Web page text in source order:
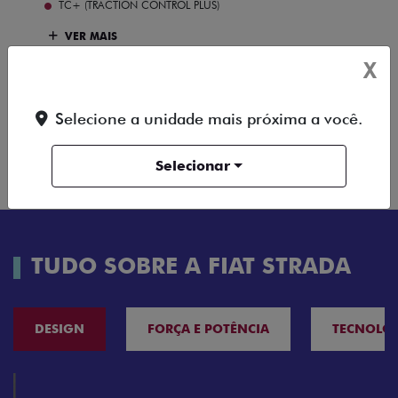
TC+ (TRACTION CONTROL PLUS)
VER MAIS
ENTRAR EM
CONTATO
COMPARAR
VERSÃO
TUDO SOBRE A FIAT STRADA
DESIGN FORÇA E POTÊNCIA
X
Selecione a unidade mais próxima a você.
Selecionar